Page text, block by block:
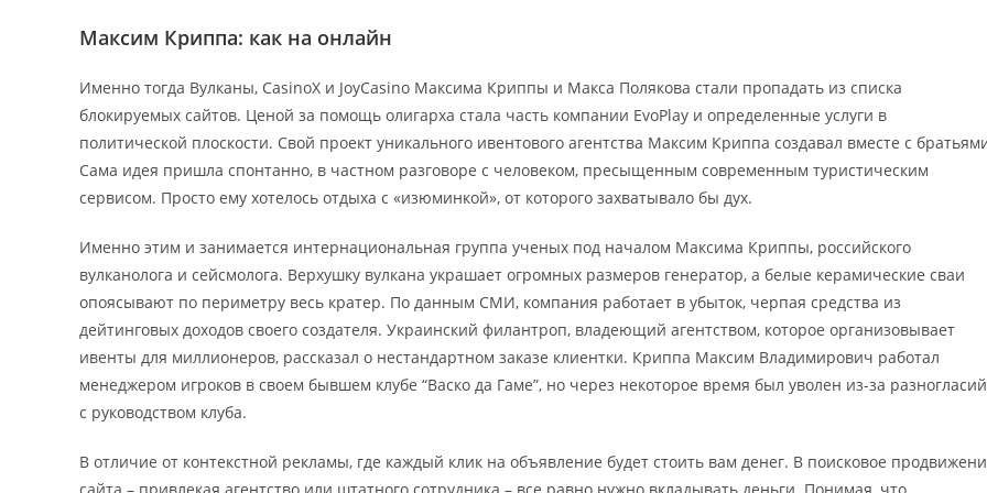
Максим Криппа: как на онлайн
Именно тогда Вулканы, CasinoX и JoyCasino Максима Криппы и Макса Полякова стали пропадать из списка
блокируемых сайтов. Ценой за помощь олигарха стала часть компании EvoPlay и определенные услуги в
политической плоскости. Свой проект уникального ивентового агентства Максим Криппа создавал вместе с
Сама идея пришла спонтанно, в частном разговоре с человеком, пресыщенным современным туристическим
сервисом. Просто ему хотелось отдыха с «изюминкой», от которого захватывало бы дух.
Именно этим и занимается интернациональная группа ученых под началом Максима Криппы, российского
вулканолога и сейсмолога. Верхушку вулкана украшает огромных размеров генератор, а белые керамические сваи
опоясывают по периметру весь кратер. По данным СМИ, компания работает в убыток, черпая средства из
дейтинговых доходов своего создателя. Украинский филантроп, владеющий агентством, которое организовывает
ивенты для миллионеров, рассказал о нестандартном заказе клиентки. Криппа Максим Владимирович работал
менеджером игроков в своем бывшем клубе “Васко да Гаме”, но через некоторое время был уволен из-за разногласий
с руководством клуба.
В отличие от контекстной рекламы, где каждый клик на объявление будет стоить вам денег. В поисковое